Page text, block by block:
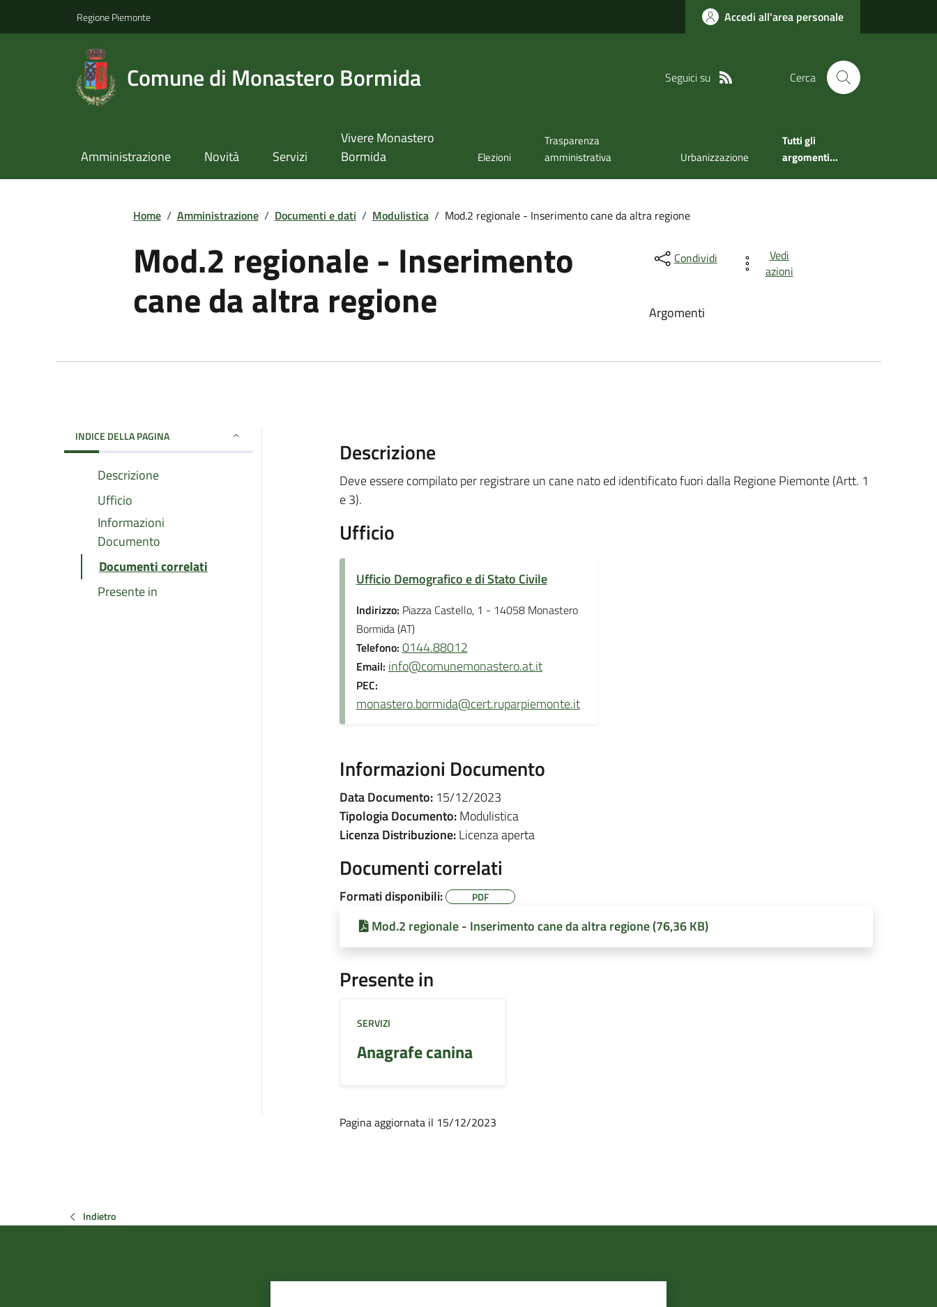
Regione Piemonte Accedi all'area personale
Comune di Monastero Bormida Seguici su Cerca
Amministrazione Novità Servizi
Vivere Monastero
Bormida
Elezioni
Trasparenza
amministrativa
Urbanizzazione
Tutti gli
argomenti...
Home / Amministrazione / Documenti e dati / Modulistica / Mod.2 regionale - Inserimento cane da altra regione
Mod.2 regionale - Inserimento
cane da altra regione
Condividi
Vedi
azioni
Argomenti
INDICE DELLA PAGINA
Descrizione
Ufficio
Informazioni
Documento
Documenti correlati
Presente in
Descrizione
Deve essere compilato per registrare un cane nato ed identificato fuori dalla Regione Piemonte (Artt. 1
e 3).
Ufficio
Ufficio Demografico e di Stato Civile
Indirizzo: Piazza Castello, 1 - 14058 Monastero
Bormida (AT)
Telefono: 0144.88012
Email: info@comunemonastero.at.it
PEC:
monastero.bormida@cert.ruparpiemonte.it
Informazioni Documento
Data Documento:15/12/2023
Tipologia Documento:Modulistica
Licenza Distribuzione:Licenza aperta
Documenti correlati
Formati disponibili: PDF
Mod.2 regionale - Inserimento cane da altra regione (76,36 KB)
Presente in
SERVIZI
Anagrafe canina
Pagina aggiornata il 15/12/2023
Indietro